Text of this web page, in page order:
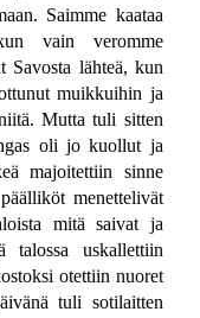
Saimme kaataa
vain veromme
Savosta lähteä, kun
muikkuihin ja
Mutta tuli sitten
oli jo kuollut ja
majoitettiin sinne
menettelivät
mitä saivat ja
talossa uskallettiin
otettiin nuoret
tuli sotilaitten